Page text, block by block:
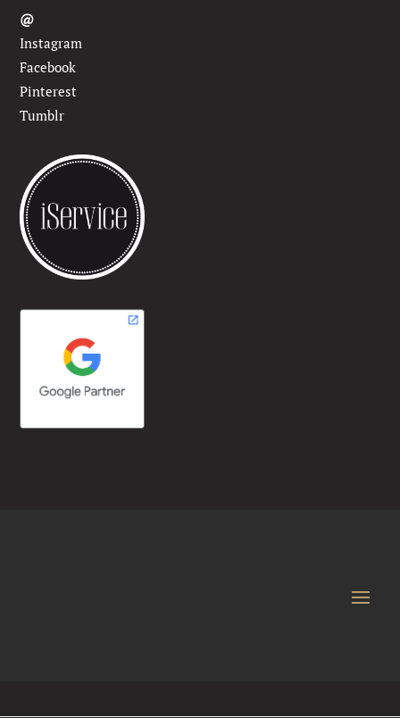
@
Instagram
Facebook
Pinterest
Tumblr